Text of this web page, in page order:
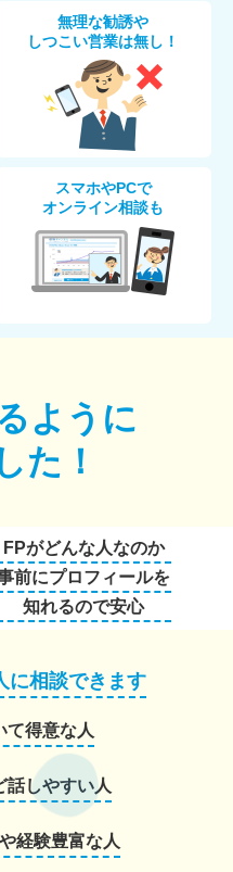
無理な勧誘や
しつこい営業は無し！
スマホやPCで
オンライン相談も
ように
た！
FPがどんな人なのか
前にプロフィールを
知れるので安心
に相談できます
て得意な人
話しやすい人
経験豊富な人